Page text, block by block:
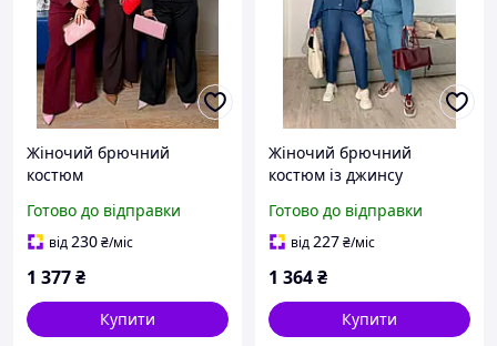
Жіночий брючний
костюм
Готово до відправки
від230₴/міс
1 377₴
Купити
Жіночий брючний
костюм із джинсу
Готово до відправки
від227₴/міс
1 364₴
Купити